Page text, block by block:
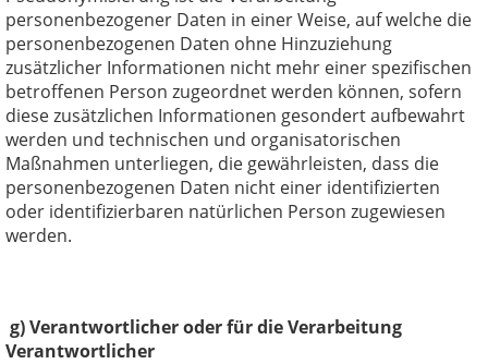
personenbezogener Daten in einer Weise, auf welche die
personenbezogenen Daten ohne Hinzuziehung
zusätzlicher Informationen nicht mehr einer spezifischen
betroffenen Person zugeordnet werden können, sofern
diese zusätzlichen Informationen gesondert aufbewahrt
werden und technischen und organisatorischen
Maßnahmen unterliegen, die gewährleisten, dass die
personenbezogenen Daten nicht einer identifizierten
oder identifizierbaren natürlichen Person zugewiesen
werden.
g) Verantwortlicher oder für die Verarbeitung
Verantwortlicher